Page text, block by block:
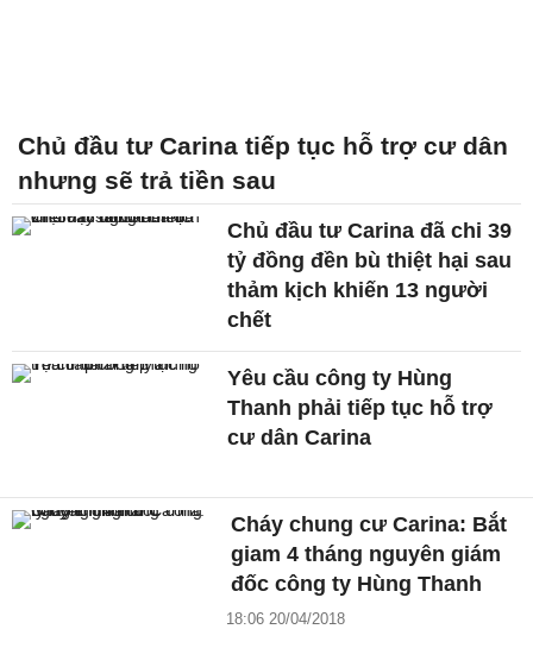
Chủ đầu tư Carina tiếp tục hỗ trợ cư dân
nhưng sẽ trả tiền sau
Chủ đầu tư Carina đã chi 39
tỷ đồng đền bù thiệt hại sau
thảm kịch khiến 13 người
chết
Yêu cầu công ty Hùng
Thanh phải tiếp tục hỗ trợ
cư dân Carina
Cháy chung cư Carina: Bắt
giam 4 tháng nguyên giám
đốc công ty Hùng Thanh
18:06 20/04/2018